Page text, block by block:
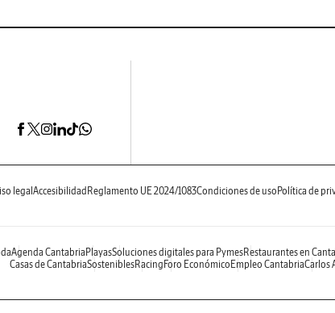
legal Accesibilidad Reglamento UE 2024/1083Condiciones de uso Política de
Agenda Cantabria PlayasSoluciones digitales para PymesRestaurantes en
Casas de CantabriaSosteniblesRacing Foro Económico Empleo CantabriaCarlos